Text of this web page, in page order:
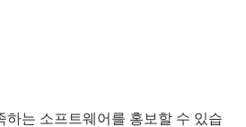
는 소프트웨어를 홍보할 수 있습